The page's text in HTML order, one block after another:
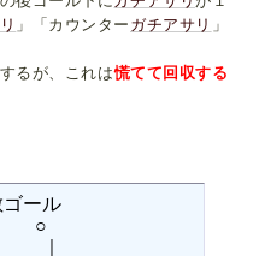
」「カウンター ガチアサリ 」
るが、これは慌てて回収する
ール
　○